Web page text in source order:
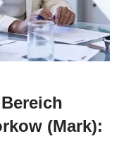
(Mark):